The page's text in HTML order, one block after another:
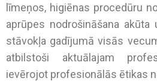
līmeņos, higiēnas procedūru
aprūpes nodrošināšana
stāvokļa gadījumā visās
atbilstoši aktuālajam
ievērojot profesionālās ētikas